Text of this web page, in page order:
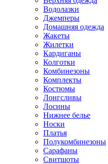
Водолазки
Джемперы
Домашняя одежда
Жакеты
Жилетки
Кардиганы
Колготки
Комбинезоны
Комплекты
Костюмы
Лонгсливы
Лосины
Нижнее белье
Носки
Платья
Полукомбинезоны
Сарафаны
Свитшоты